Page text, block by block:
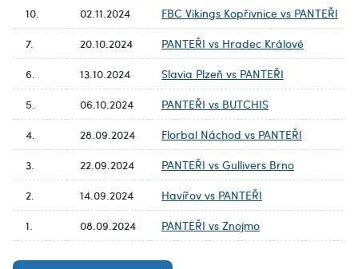
10.
02.11.2024
FBC Vikings Kopřivnice vs PANTEŘI
7.
20.10.2024
PANTEŘI vs Hradec Králové
6.
13.10.2024
Slavia Plzeň vs PANTEŘI
5.
06.10.2024
PANTEŘI vs BUTCHIS
4.
28.09.2024
Florbal Náchod vs PANTEŘI
3.
22.09.2024
PANTEŘI vs Gullivers Brno
2.
14.09.2024
Havířov vs PANTEŘI
1.
08.09.2024 PANTEŘI vs Znojmo